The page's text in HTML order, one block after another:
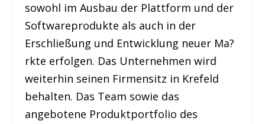
sowohl im Ausbau der Plattform und der
Softwareprodukte als auch in der
Erschließung und Entwicklung neuer Ma?
rkte erfolgen. Das Unternehmen wird
weiterhin seinen Firmensitz in Krefeld
behalten. Das Team sowie das
angebotene Produktportfolio des